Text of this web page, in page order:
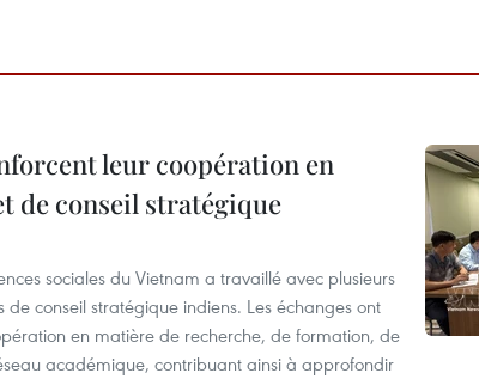
leur coopération en
de conseil stratégique
sociales du Vietnam a travaillé avec plusieurs
de conseil stratégique indiens. Les échanges ont
en matière de recherche, de formation, de
académique, contribuant ainsi à approfondir